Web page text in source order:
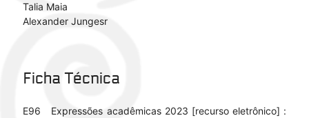
Talia Maia
Alexander Jungesr
Ficha Técnica
E96 Expressões acadêmicas 2023 [recurso eletrônico] :